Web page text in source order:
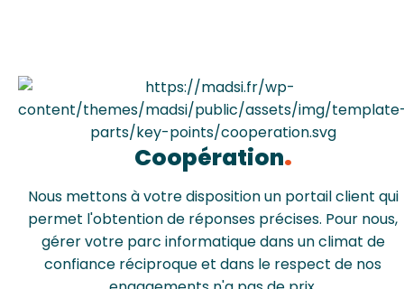
Coopération
Nous mettons à votre disposition un portail client qui
permet l'obtention de réponses précises. Pour nous,
gérer votre parc informatique dans un climat de
confiance réciproque et dans le respect de nos